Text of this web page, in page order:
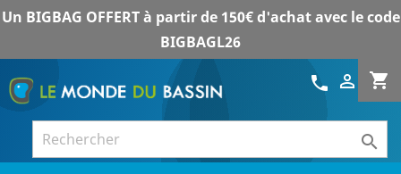
Un BIGBAG OFFERT à partir de 150€ d'achat avec le code
BIGBAGL26
shopping_cart

call
